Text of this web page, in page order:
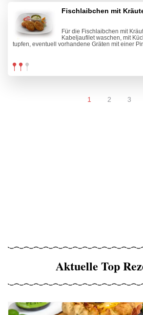
Fischlaibchen mit
Für die Fischlaibchen mit
Kabeljaufilet waschen, mit
tupfen, eventuell vorhandene Gräten mit einer
1 2 3
Aktuelle Top